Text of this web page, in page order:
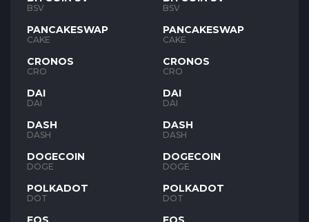
BSV
PANCAKESWAP
CAKE
CRONOS
CRO
DAI
DAI
DASH
DASH
DOGECOIN
DOGE
POLKADOT
DOT
BSV
PANCAKESWAP
CAKE
CRONOS
CRO
DAI
DAI
DASH
DASH
DOGECOIN
DOGE
POLKADOT
DOT